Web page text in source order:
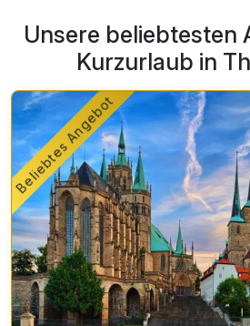
Thüringer Becken. Ein Kurzurlaub in
kultureller Sicht nur zu empfehlen.
Zum Beispiel Weimar: Goethe
Schaffensjahre wie Schiller,
Gropius. Auch wenn die charmante
Status heute nicht mehr in dem
sie für einen Kurzurlaub in
Nach wie vor ist Weimar ein
nicht zuletzt wegen des Deutschen
der zahlreichen Museen und
Klassikerstraße liegt natürlich auch
Wahrzeichen thront weit oberhalb
eng verbunden mit der Heiligen
Unsere beliebtesten
Kurzurlaub in
Beliebtes Angebot